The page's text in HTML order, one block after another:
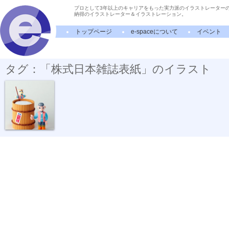
プロとして3年以上のキャリアをもった実力派のイラストレーター
納得のイラストレーター＆イラストレーション。
トップページ e-spaceについて イベント
タグ：「株式日本雑誌表紙」のイラスト
酒を仕込む